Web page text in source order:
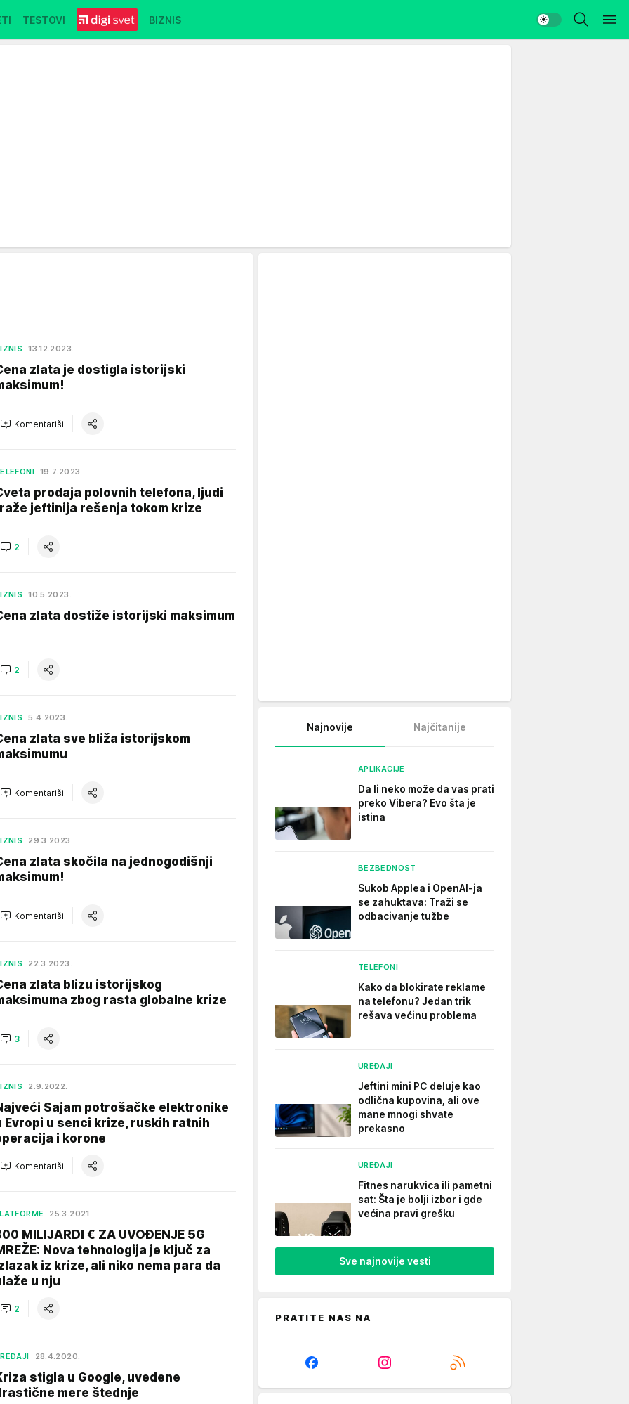
TESTOVI BIZNIS
13.12.2023.
zlata je dostigla istorijski
Komentariši
19.7.2023.
prodaja polovnih telefona, ljudi
jeftinija rešenja tokom krize
2
10.5.2023.
zlata dostiže istorijski maksimum
2
5.4.2023.
zlata sve bliža istorijskom
Komentariši
29.3.2023.
zlata skočila na jednogodišnji
Komentariši
22.3.2023.
zlata blizu istorijskog
zbog rasta globalne krize
3
2.9.2022.
Sajam potrošačke elektronike
Evropi u senci krize, ruskih ratnih
i korone
Komentariši
25.3.2021.
MILIJARDI € ZA UVOĐENJE 5G
Nova tehnologija je ključ za
iz krize, ali niko nema para da
u nju
2
28.4.2020.
stigla u Google, uvedene
mere štednje
Najnovije Najčitanije
APLIKACIJE
Da li neko može da vas prati
preko Vibera? Evo šta je
istina
BEZBEDNOST
Sukob Applea i OpenAI-ja
se zahuktava: Traži se
odbacivanje tužbe
TELEFONI
Kako da blokirate reklame
na telefonu​? Jedan trik
rešava većinu problema
UREĐAJI
Jeftini mini PC deluje kao
odlična kupovina, ali ove
mane mnogi shvate
prekasno
UREĐAJI
Fitnes narukvica ili pametni
sat: Šta je bolji izbor i gde
većina pravi grešku
Sve najnovije vesti
PRATITE NAS NA